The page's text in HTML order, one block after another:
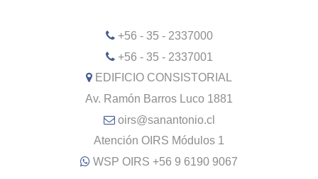
+56 - 35 - 2337000
+56 - 35 - 2337001
EDIFICIO CONSISTORIAL
Av. Ramón Barros Luco 1881
oirs@sanantonio.cl
Atención OIRS Módulos 1
WSP OIRS +56 9 6190 9067